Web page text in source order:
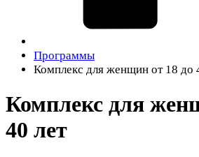
Программы
Комплекс для женщин от 18 до
Комплекс для
40 лет